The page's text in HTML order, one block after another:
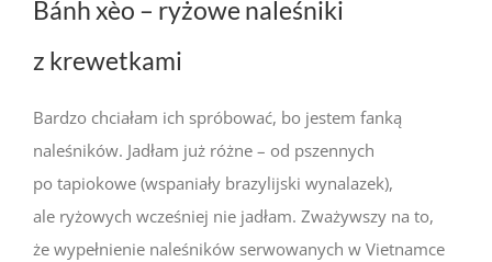
Bánh xèo – ryżowe naleśniki
z krewetkami
Bardzo chciałam ich spróbować, bo jestem fanką
naleśników. Jadłam już różne – od pszennych
po tapiokowe (wspaniały brazylijski wynalazek),
ale ryżowych wcześniej nie jadłam. Zważywszy na to,
że wypełnienie naleśników serwowanych w Vietnamce